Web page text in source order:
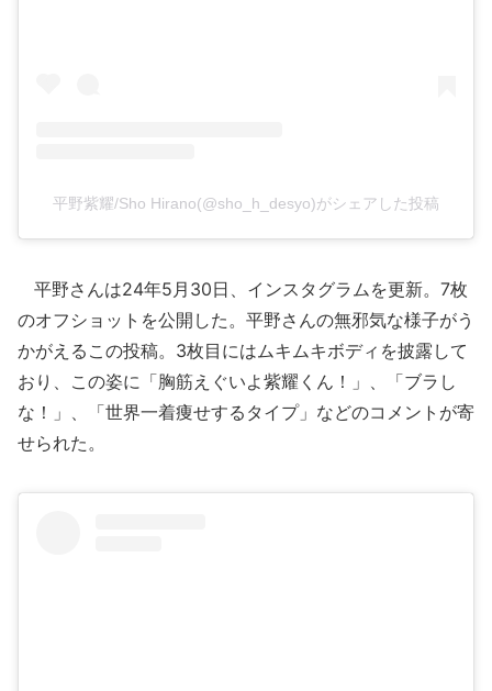
平野紫耀/Sho Hirano(@sho_h_desyo)がシェアした投稿
平野さんは24年5月30日、インスタグラムを更新。7枚
のオフショットを公開した。平野さんの無邪気な様子がう
かがえるこの投稿。3枚目にはムキムキボディを披露して
おり、この姿に「胸筋えぐいよ紫耀くん！」、「ブラし
な！」、「世界一着痩せするタイプ」などのコメントが寄
せられた。